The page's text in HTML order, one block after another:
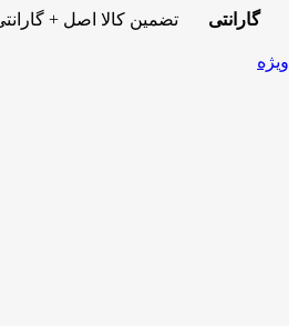
گارانتی تضمین کالا اصل +
ویژه